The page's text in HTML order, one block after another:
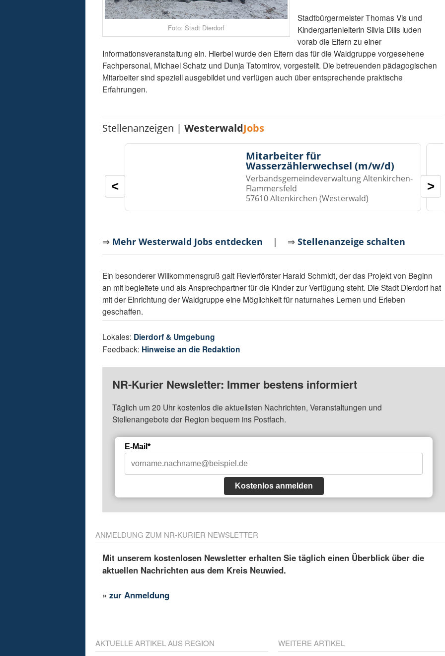
Foto: Stadt Dierdorf
Stadtbürgermeister Thomas Vis und
Kindergartenleiterin Silvia Dills luden
vorab die Eltern zu einer
Informationsveranstaltung ein. Hierbei wurde den Eltern das für die Waldgruppe vorgesehene
Fachpersonal, Michael Schatz und Dunja Tatomirov, vorgestellt. Die betreuenden pädagogischen
Mitarbeiter sind speziell ausgebildet und verfügen auch über entsprechende praktische
Erfahrungen.
Stellenanzeigen |WesterwaldJobs
Mitarbeiter für
Wasserzählerwechsel (m/w/d)
Verbandsgemeindeverwaltung Altenkirchen-
Flammersfeld
57610 Altenkirchen (Westerwald)
< >
⇒ Mehr Westerwald Jobs entdecken | ⇒Stellenanzeige schalten
Ein besonderer Willkommensgruß galt Revierförster Harald Schmidt, der das Projekt von Beginn
an mit begleitete und als Ansprechpartner für die Kinder zur Verfügung steht. Die Stadt Dierdorf hat
mit der Einrichtung der Waldgruppe eine Möglichkeit für naturnahes Lernen und Erleben
geschaffen.
Lokales: Dierdorf & Umgebung
Feedback: Hinweise an die Redaktion
NR-Kurier Newsletter: Immer bestens informiert
Täglich um 20 Uhr kostenlos die aktuellsten Nachrichten, Veranstaltungen und
Stellenangebote der Region bequem ins Postfach.
E-Mail*
Kostenlos anmelden
ANMELDUNG ZUM NR-KURIER NEWSLETTER
Mit unserem kostenlosen Newsletter erhalten Sie täglich einen Überblick über die
aktuellen Nachrichten aus dem Kreis Neuwied.
»zur Anmeldung
AKTUELLE ARTIKEL AUS REGION WEITERE ARTIKEL